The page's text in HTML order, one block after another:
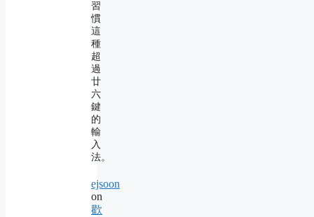
習
慣
這
種
超
過
廿
六
鍵
的
輸
入
法。
ejsoon
on
歡